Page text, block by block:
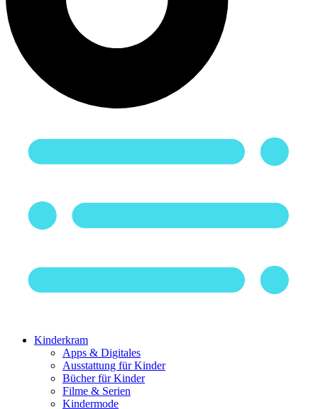
Kinderkram
Apps & Digitales
Ausstattung für Kinder
Bücher für Kinder
Filme & Serien
Kindermode